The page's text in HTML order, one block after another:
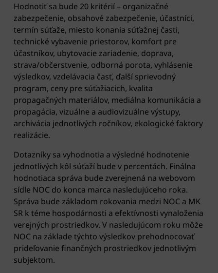
Hodnotiť sa bude 20 kritérií – organizačné
zabezpečenie, obsahové zabezpečenie, účastníci,
termín súťaže, miesto konania súťažnej časti,
technické vybavenie priestorov, komfort pre
účastníkov, ubytovacie zariadenie, doprava,
strava/občerstvenie, odborná porota, vyhlásenie
výsledkov, vzdelávacia časť, ďalší sprievodný
program, ceny pre súťažiacich, kvalita
propagačných materiálov, mediálna komunikácia a
propagácia, vizuálne a audiovizuálne výstupy,
archivácia jednotlivých ročníkov, ekologické faktory
realizácie.
Dotazníky sa vyhodnotia a výsledné hodnotenie
jednotlivých kôl súťaží bude v percentách. Finálna
hodnotiaca správa bude zverejnená na webovom
sídle NOC do konca marca nasledujúceho roka.
Správa bude základom rokovania medzi NOC a MK
SR k téme hospodárnosti a efektívnosti vynaloženia
verejných prostriedkov. V nasledujúcom roku môže
NOC na základe týchto výsledkov prehodnocovať
prideľovanie finančných prostriedkov jednotlivým
subjektom.